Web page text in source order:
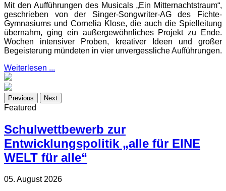
Mit den Aufführungen des Musicals „Ein Mitternachtstraum“,
geschrieben von der Singer-Songwriter-AG des Fichte-
Gymnasiums und Cornelia Klose, die auch die Spielleitung
übernahm, ging ein außergewöhnliches Projekt zu Ende.
Wochen intensiver Proben, kreativer Ideen und großer
Begeisterung mündeten in vier unvergessliche Aufführungen.
Weiterlesen ...
Previous Next
Featured
Schulwettbewerb zur
Entwicklungspolitik „alle für EINE
WELT für alle“
05. August 2026